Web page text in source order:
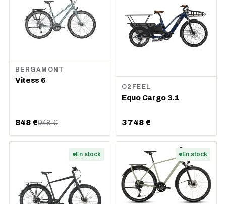
BERGAMONT
Vitess 6
848 €948 €
O2FEEL
Equo Cargo 3.1
3 748 €
En stock En stock